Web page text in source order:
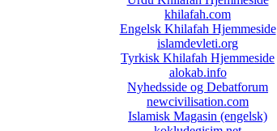
khilafah.com
Engelsk Khilafah Hjemmeside
islamdevleti.org
Tyrkisk Khilafah Hjemmeside
alokab.info
Nyhedsside og Debatforum
newcivilisation.com
Islamisk Magasin (engelsk)